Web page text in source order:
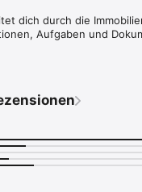
dich durch die
Aufgaben und
Außerdem bist
Der Schutz deiner
und die App wurde